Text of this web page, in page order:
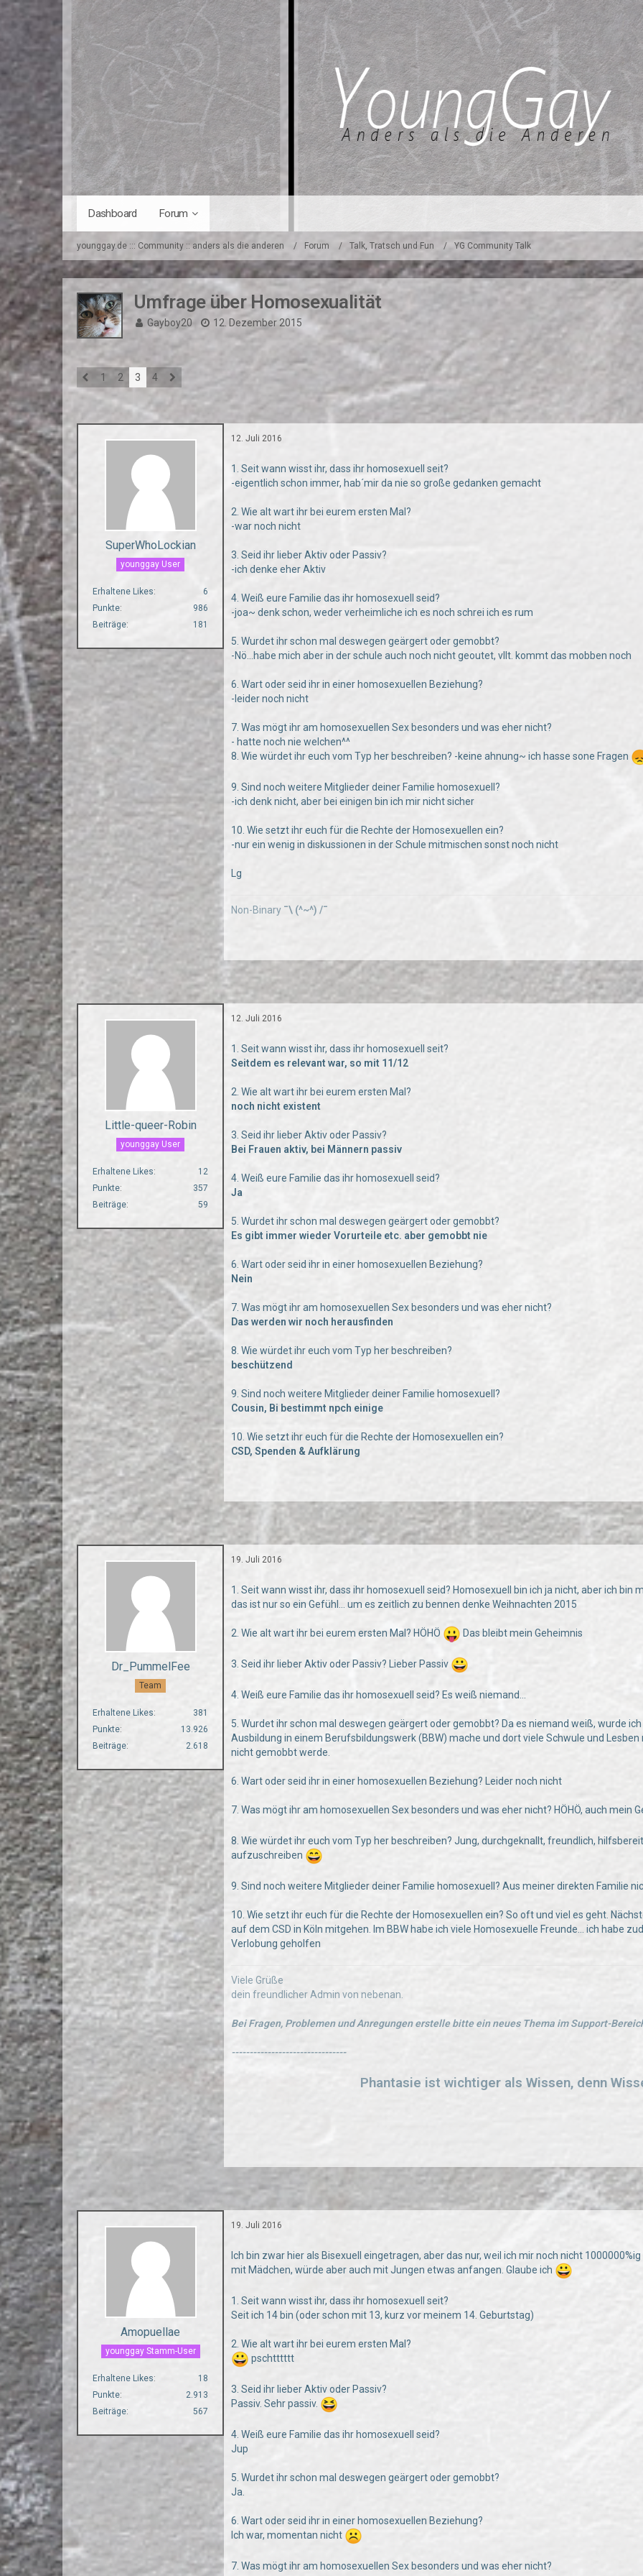
Dashboard Forum
younggay.de ::: Community :: anders als die anderen Forum Talk, Tratsch und Fun YG Community Talk
Umfrage über Homosexualität
Gayboy20 12. Dezember 2015
1 2 3 4
SuperWhoLockian
younggay User
Erhaltene Likes
6
Punkte
986
Beiträge
181
12. Juli 2016
1. Seit wann wisst ihr, dass ihr homosexuell seit?
-eigentlich schon immer, hab´mir da nie so große gedanken gemacht
2. Wie alt wart ihr bei eurem ersten Mal?
-war noch nicht
3. Seid ihr lieber Aktiv oder Passiv?
-ich denke eher Aktiv
4. Weiß eure Familie das ihr homosexuell seid?
-joa~ denk schon, weder verheimliche ich es noch schrei ich es rum
5. Wurdet ihr schon mal deswegen geärgert oder gemobbt?
-Nö...habe mich aber in der schule auch noch nicht geoutet, vllt. kommt das mobben noch
6. Wart oder seid ihr in einer homosexuellen Beziehung?
-leider noch nicht
7. Was mögt ihr am homosexuellen Sex besonders und was eher nicht?
- hatte noch nie welchen^^
8. Wie würdet ihr euch vom Typ her beschreiben? -keine ahnung~ ich hasse sone Fragen
9. Sind noch weitere Mitglieder deiner Familie homosexuell?
-ich denk nicht, aber bei einigen bin ich mir nicht sicher
10. Wie setzt ihr euch für die Rechte der Homosexuellen ein?
-nur ein wenig in diskussionen in der Schule mitmischen sonst noch nicht
Lg
Non-Binary ¯\ (^~^) /¯
Little-queer-Robin
younggay User
Erhaltene Likes
12
Punkte
357
Beiträge
59
12. Juli 2016
1. Seit wann wisst ihr, dass ihr homosexuell seit?
Seitdem es relevant war, so mit 11/12
2. Wie alt wart ihr bei eurem ersten Mal?
noch nicht existent
3. Seid ihr lieber Aktiv oder Passiv?
Bei Frauen aktiv, bei Männern passiv
4. Weiß eure Familie das ihr homosexuell seid?
Ja
5. Wurdet ihr schon mal deswegen geärgert oder gemobbt?
Es gibt immer wieder Vorurteile etc. aber gemobbt nie
6. Wart oder seid ihr in einer homosexuellen Beziehung?
Nein
7. Was mögt ihr am homosexuellen Sex besonders und was eher nicht?
Das werden wir noch herausfinden
8. Wie würdet ihr euch vom Typ her beschreiben?
beschützend
9. Sind noch weitere Mitglieder deiner Familie homosexuell?
Cousin, Bi bestimmt npch einige
10. Wie setzt ihr euch für die Rechte der Homosexuellen ein?
CSD, Spenden & Aufklärung
Dr_PummelFee
Team
Erhaltene Likes
381
Punkte
13.926
Beiträge
2.618
19. Juli 2016
1. Seit wann wisst ihr, dass ihr homosexuell seid? Homosexuell bin ich ja nicht, aber ich bin
das ist nur so ein Gefühl… um es zeitlich zu bennen denke Weihnachten 2015
2. Wie alt wart ihr bei eurem ersten Mal? HÖHÖ Das bleibt mein Geheimnis
3. Seid ihr lieber Aktiv oder Passiv? Lieber Passiv
4. Weiß eure Familie das ihr homosexuell seid? Es weiß niemand…
5. Wurdet ihr schon mal deswegen geärgert oder gemobbt? Da es niemand weiß, wurde
Ausbildung in einem Berufsbildungswerk (BBW) mache und dort viele Schwule und
nicht gemobbt werde.
6. Wart oder seid ihr in einer homosexuellen Beziehung? Leider noch nicht
7. Was mögt ihr am homosexuellen Sex besonders und was eher nicht? HÖHÖ, auch mein
8. Wie würdet ihr euch vom Typ her beschreiben? Jung, durchgeknallt, freundlich,
aufzuschreiben
9. Sind noch weitere Mitglieder deiner Familie homosexuell? Aus meiner direkten Familie
10. Wie setzt ihr euch für die Rechte der Homosexuellen ein? So oft und viel es geht.
auf dem CSD in Köln mitgehen. Im BBW habe ich viele Homosexuelle Freunde… ich habe
Verlobung geholfen
Viele Grüße
dein freundlicher Admin von nebenan.
Bei Fragen, Problemen und Anregungen erstelle bitte ein neues Thema im Support-
--------------------------------
Phantasie ist wichtiger als Wissen, denn
Amopuellae
younggay Stamm-User
Erhaltene Likes
18
Punkte
2.913
Beiträge
567
19. Juli 2016
Ich bin zwar hier als Bisexuell eingetragen, aber das nur, weil ich mir noch nicht
mit Mädchen, würde aber auch mit Jungen etwas anfangen. Glaube ich
1. Seit wann wisst ihr, dass ihr homosexuell seit?
Seit ich 14 bin (oder schon mit 13, kurz vor meinem 14. Geburtstag)
2. Wie alt wart ihr bei eurem ersten Mal?
pschtttttt
3. Seid ihr lieber Aktiv oder Passiv?
Passiv. Sehr passiv.
4. Weiß eure Familie das ihr homosexuell seid?
Jup
5. Wurdet ihr schon mal deswegen geärgert oder gemobbt?
Ja.
6. Wart oder seid ihr in einer homosexuellen Beziehung?
Ich war, momentan nicht
7. Was mögt ihr am homosexuellen Sex besonders und was eher nicht?